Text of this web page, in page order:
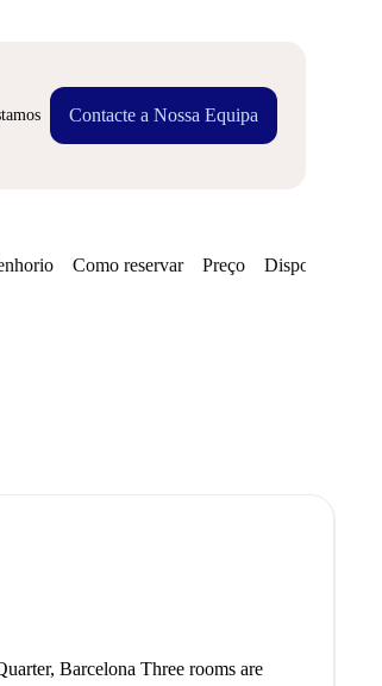
Contacte a Nossa Equipa
Como reservar Preço Disponibilidades
Barcelona Three rooms are